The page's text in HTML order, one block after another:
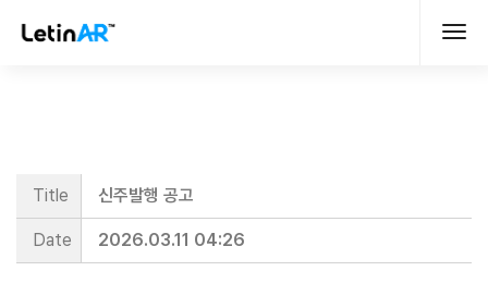
Title 신주발행 공고
Date 2026.03.11 04:26